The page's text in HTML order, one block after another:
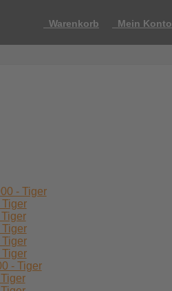
Warenkorb Mein Konto